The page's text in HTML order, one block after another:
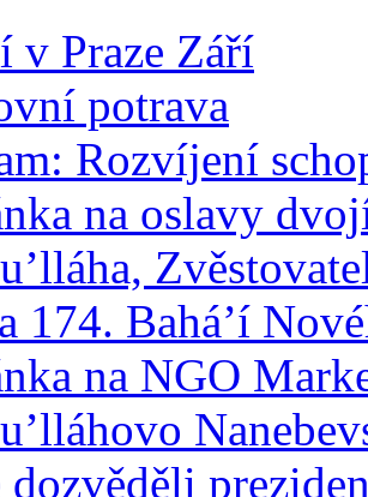
v Praze Září
potrava
Rozvíjení
na oslavy
174. Bahá’í
na NGO
dozvěděli